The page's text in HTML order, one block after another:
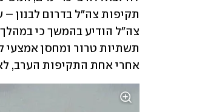
אחרי אחת התקיפות הערב,